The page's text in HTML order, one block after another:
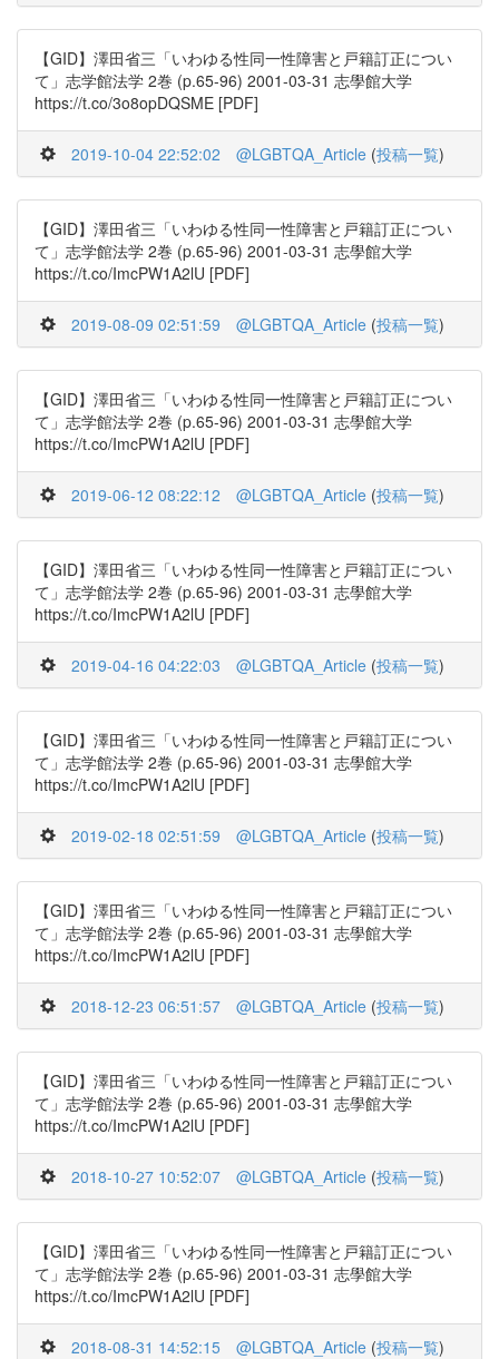
【GID】澤田省三「いわゆる性同一性障害と戸籍訂正につい
て」志学館法学 2巻 (p.65-96) 2001-03-31 志學館大学
https://t.co/3o8opDQSME [PDF]
2019-10-04 22:52:02 @LGBTQA_Article (投稿一覧)
【GID】澤田省三「いわゆる性同一性障害と戸籍訂正につい
て」志学館法学 2巻 (p.65-96) 2001-03-31 志學館大学
https://t.co/ImcPW1A2lU [PDF]
2019-08-09 02:51:59 @LGBTQA_Article (投稿一覧)
【GID】澤田省三「いわゆる性同一性障害と戸籍訂正につい
て」志学館法学 2巻 (p.65-96) 2001-03-31 志學館大学
https://t.co/ImcPW1A2lU [PDF]
2019-06-12 08:22:12 @LGBTQA_Article (投稿一覧)
【GID】澤田省三「いわゆる性同一性障害と戸籍訂正につい
て」志学館法学 2巻 (p.65-96) 2001-03-31 志學館大学
https://t.co/ImcPW1A2lU [PDF]
2019-04-16 04:22:03 @LGBTQA_Article (投稿一覧)
【GID】澤田省三「いわゆる性同一性障害と戸籍訂正につい
て」志学館法学 2巻 (p.65-96) 2001-03-31 志學館大学
https://t.co/ImcPW1A2lU [PDF]
2019-02-18 02:51:59 @LGBTQA_Article (投稿一覧)
【GID】澤田省三「いわゆる性同一性障害と戸籍訂正につい
て」志学館法学 2巻 (p.65-96) 2001-03-31 志學館大学
https://t.co/ImcPW1A2lU [PDF]
2018-12-23 06:51:57 @LGBTQA_Article (投稿一覧)
【GID】澤田省三「いわゆる性同一性障害と戸籍訂正につい
て」志学館法学 2巻 (p.65-96) 2001-03-31 志學館大学
https://t.co/ImcPW1A2lU [PDF]
2018-10-27 10:52:07 @LGBTQA_Article (投稿一覧)
【GID】澤田省三「いわゆる性同一性障害と戸籍訂正につい
て」志学館法学 2巻 (p.65-96) 2001-03-31 志學館大学
https://t.co/ImcPW1A2lU [PDF]
2018-08-31 14:52:15 @LGBTQA_Article (投稿一覧)